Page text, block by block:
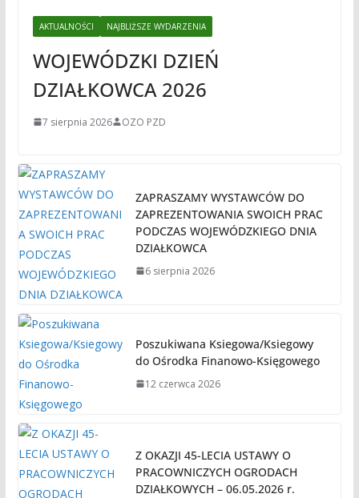
AKTUALNOŚCI NAJBLIŻSZE WYDARZENIA
WOJEWÓDZKI DZIEŃ
DZIAŁKOWCA 2026
7 sierpnia 2026 OZO PZD
ZAPRASZAMY WYSTAWCÓW DO
ZAPREZENTOWANIA SWOICH PRAC
PODCZAS WOJEWÓDZKIEGO DNIA
DZIAŁKOWCA
6 sierpnia 2026
Poszukiwana Ksiegowa/Ksiegowy
do Ośrodka Finanowo-Księgowego
12 czerwca 2026
Z OKAZJI 45-LECIA USTAWY O
PRACOWNICZYCH OGRODACH
DZIAŁKOWYCH – 06.05.2026 r.